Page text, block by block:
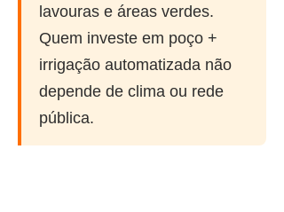
lavouras e áreas verdes.
Quem investe em poço +
irrigação automatizada não
depende de clima ou rede
pública.